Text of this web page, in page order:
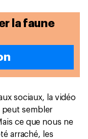
la faune
sociaux, la vidéo
peut sembler
ce que nous ne
arraché, les